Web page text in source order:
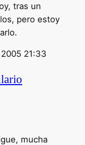
tras un
pero estoy
21:33
mucha